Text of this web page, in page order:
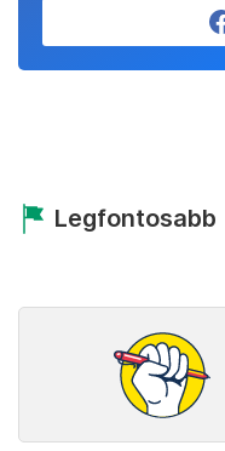
Legfontosabb